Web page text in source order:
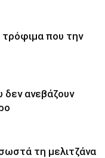
τρόφιμα που την
δεν ανεβάζουν
τη μελιτζάνα